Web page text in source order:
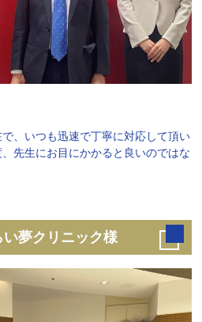
、いつも迅速で丁寧に対応して頂い
先生にお目にかかると良いのではな
夢クリニック様